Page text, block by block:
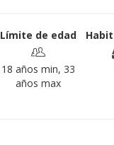
Límite de edad
18 años min, 33
años max